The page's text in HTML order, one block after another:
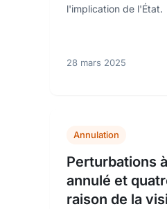
l'implication de l'État.
28 mars 2025
Annulation
Perturbations
annulé et
raison de la